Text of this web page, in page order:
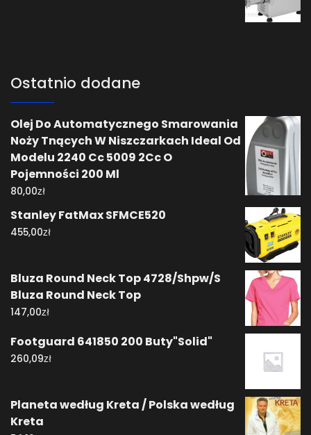
Ostatnio dodane
Olej Do Automatycznego Smarowania
Noży Tnących W Niszczarkach Ideal Od
Modelu 2240 Cc 5009 2Cc O
Pojemności 200 Ml
80,00zł
Stanley FatMax SFMCE520
455,00zł
Bluza Round Neck Top 4728/Shpw/S
Bluza Round Neck Top
147,00zł
Footguard 641850 200 Buty"Solid"
260,09zł
Planeta według Kreta / Polska według
Kreta